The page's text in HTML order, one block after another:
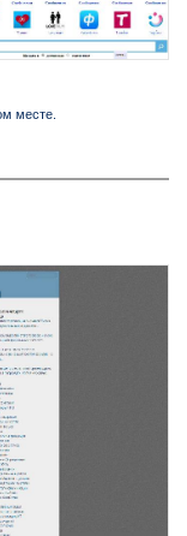
месте.